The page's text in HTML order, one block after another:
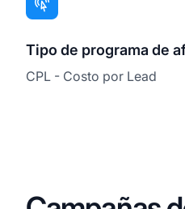
Tipo de programa de
CPL - Costo por Lead